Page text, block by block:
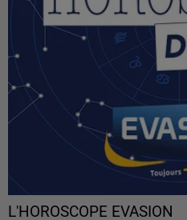
L'HOROSCOPE EVASION